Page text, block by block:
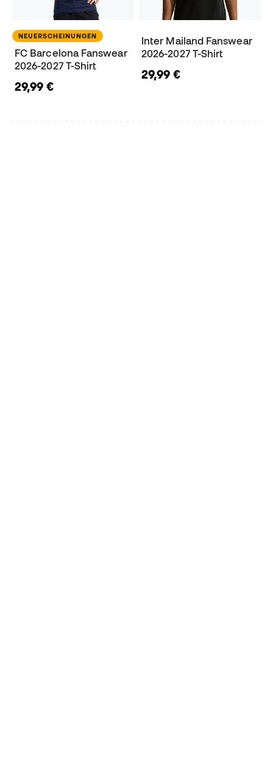
NEUERSCHEINUNGEN
FC Barcelona Fanswear
2026-2027 T-Shirt
29,99 €
Inter Mailand Fanswear
2026-2027 T-Shirt
29,99 €